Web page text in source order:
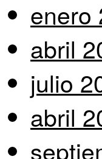
enero
abril
julio
abril